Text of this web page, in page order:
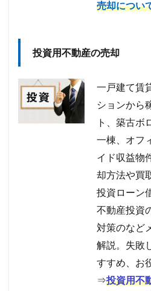
売却につい
投資用不動産の売却
一戸建て賃
ションから
ト、築古ボ
一棟、オフ
イド収益物
却方法や買
投資ローン
不動産投資
対策のなど
解説。失敗
すすめ、お
⇒投資用不